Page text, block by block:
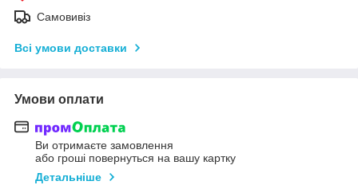
Самовивіз
Всі умови доставки
Умови оплати
Ви отримаєте замовлення
або гроші повернуться на вашу картку
Детальніше